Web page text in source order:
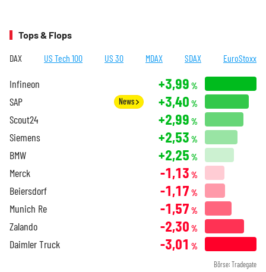
Tops & Flops
DAX US Tech 100 US 30 MDAX SDAX EuroStoxx
Infineon +3,99 %
SAP News +3,40 %
Scout24 +2,99 %
Siemens +2,53 %
BMW +2,25 %
Merck -1,13 %
Beiersdorf -1,17 %
Munich Re -1,57 %
Zalando -2,30 %
Daimler Truck -3,01 %
Börse: Tradegate